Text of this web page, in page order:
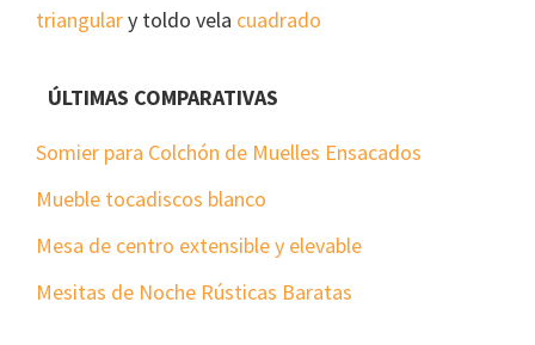
triangulary toldo vela cuadrado
ÚLTIMAS COMPARATIVAS
Somier para Colchón de Muelles Ensacados
Mueble tocadiscos blanco
Mesa de centro extensible y elevable
Mesitas de Noche Rústicas Baratas